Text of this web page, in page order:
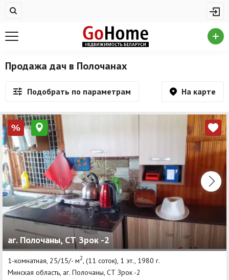
Недвижимость в Полочанах
На сутки
Новостройки
Дома/коттеджи/участки
Комерческая недвижимость
Недвижимость в Полочанах
Продажа коммерческой недвижимости
Аренда коммерческой недвижимости
Другие разделы
Новости
Продажа дач в Полочанах
Подобрать по параметрам На карте
%
аг. Полочаны, СТ Зрок -2
1-комнатная, 25/15/- м2 , (11 соток), 1 эт., 1980 г.
Минская область, аг. Полочаны, СТ Зрок -2